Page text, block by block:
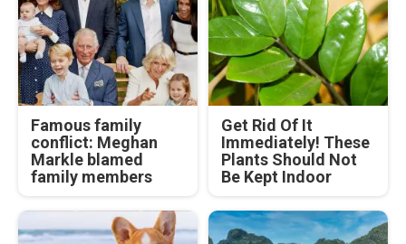
Famous family
conflict: Meghan
Markle blamed
family members
Get Rid Of It
Immediately! These
Plants Should Not
Be Kept Indoor